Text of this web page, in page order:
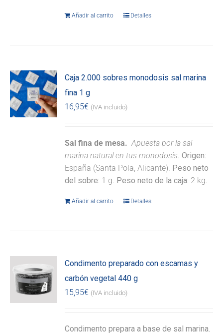
Añadir al carrito Detalles
Caja 2.000 sobres monodosis sal marina
fina 1 g
16,95€ (IVA incluido)
Sal fina de mesa. Apuesta por la sal
marina natural en tus monodosis. Origen:
España (Santa Pola, Alicante). Peso neto
del sobre: 1 g. Peso neto de la caja: 2 kg.
Añadir al carrito Detalles
Condimento preparado con escamas y
carbón vegetal 440 g
15,95€ (IVA incluido)
Condimento prepara a base de sal marina.